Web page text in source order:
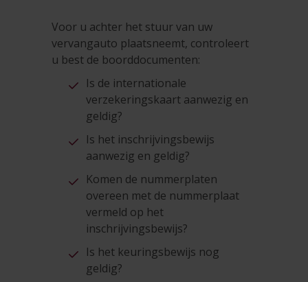
Voor u achter het stuur van uw
vervangauto plaatsneemt, controleert
u best de boorddocumenten:
Is de internationale
verzekeringskaart aanwezig en
geldig?
Is het inschrijvingsbewijs
aanwezig en geldig?
Komen de nummerplaten
overeen met de nummerplaat
vermeld op het
inschrijvingsbewijs?
Is het keuringsbewijs nog
geldig?